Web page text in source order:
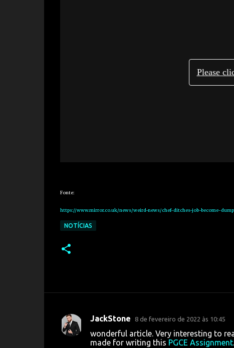
Fonte:
https://www.mirror.co.uk/news/weird-news/chef-ditches-job-become-
NOTÍCIAS
C
JackStone 8 de fevereiro de 2022 às 10:45
wonderful article. Very interesting to
made for writing this PGCE Assignment